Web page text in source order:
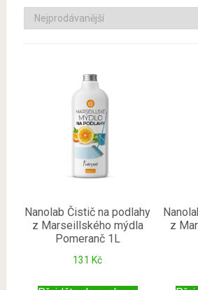
Nanolab Čistič na podlahy
z Marseillského mýdla
Pomeranč 1L
131 Kč
z